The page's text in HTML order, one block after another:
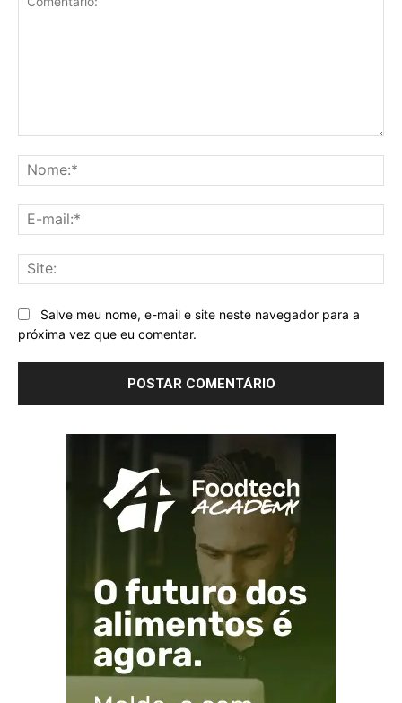
Salve meu nome, e-mail e site neste navegador para a
próxima vez que eu comentar.